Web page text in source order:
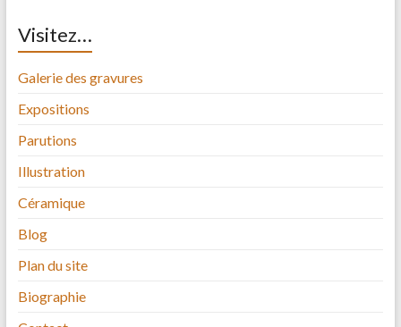
Visitez…
Galerie des gravures
Expositions
Parutions
Illustration
Céramique
Blog
Plan du site
Biographie